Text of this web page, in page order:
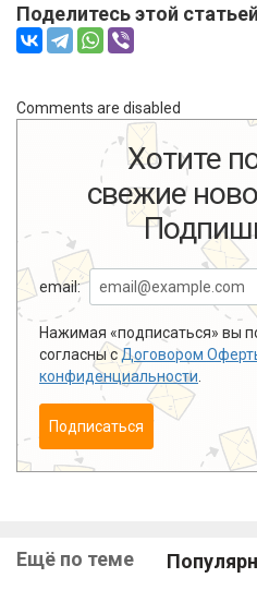
Поделитесь этой
Comments are disabled
Хотите
свежие
email:
Нажимая «подписаться» вы
согласны сДоговором
конфиденциальности
Подписаться
Ещё по теме